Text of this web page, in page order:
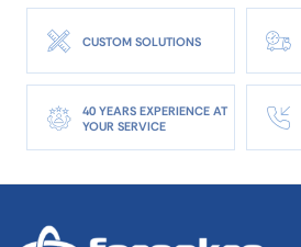
CUSTOM SOLUTIONS
40 YEARS EXPERIENCE AT
YOUR SERVICE